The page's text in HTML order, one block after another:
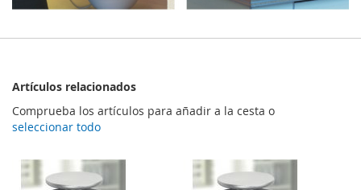
Artículos relacionados
Comprueba los artículos para añadir a la cesta o
seleccionar todo